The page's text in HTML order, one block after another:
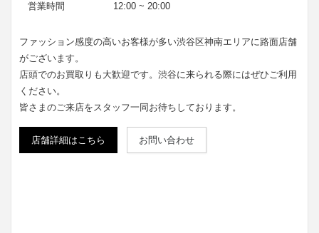
営業時間 12:00 ~ 20:00
ファッション感度の高いお客様が多い渋谷区神南エリアに路面店舗
がございます。
店頭でのお買取りも大歓迎です。渋谷に来られる際にはぜひご利用
ください。
皆さまのご来店をスタッフ一同お待ちしております。
店舗詳細はこちら お問い合わせ